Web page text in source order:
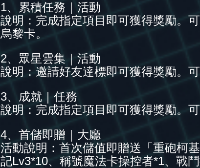
1、累積任務｜活動
說明：完成指定項目即可獲得獎勵。
烏黎卡。
2、眾星雲集｜活動
說明：邀請好友達標即可獲得獎勵。
3、成就｜任務
說明：完成指定項目即可獲得獎勵。
4、首儲即贈｜大廳
活動說明：首次儲值即贈送「重砲柯
記Lv3*10、稱號魔法卡操控者*1、戰